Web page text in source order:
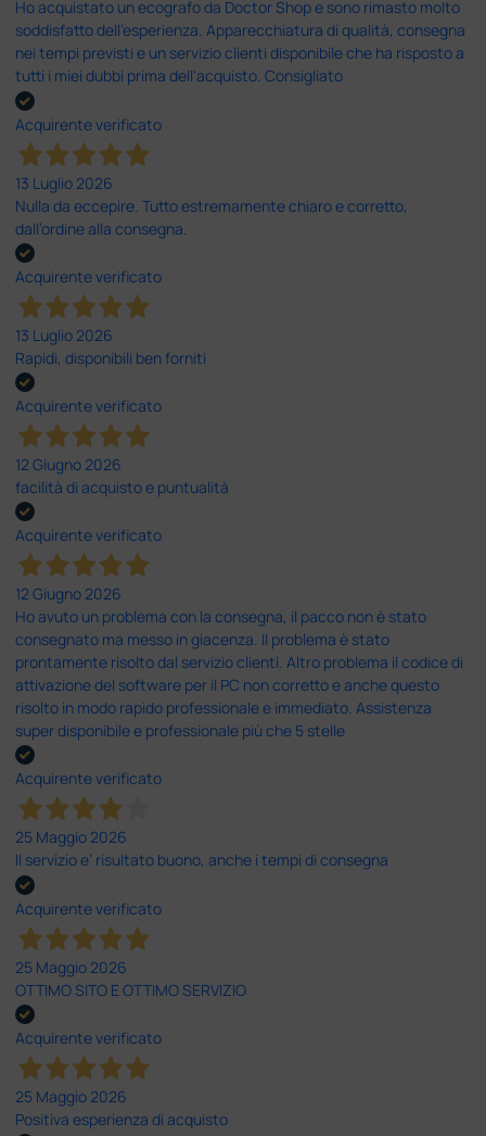
Ho acquistato un ecografo da Doctor Shop e sono rimasto molto
soddisfatto dell'esperienza. Apparecchiatura di qualità, consegna
nei tempi previsti e un servizio clienti disponibile che ha risposto a
tutti i miei dubbi prima dell'acquisto. Consigliato
Acquirente verificato
13 Luglio 2026
Nulla da eccepire. Tutto estremamente chiaro e corretto,
dall’ordine alla consegna.
Acquirente verificato
13 Luglio 2026
Rapidi, disponibili ben forniti
Acquirente verificato
12 Giugno 2026
facilità di acquisto e puntualità
Acquirente verificato
12 Giugno 2026
Ho avuto un problema con la consegna, il pacco non è stato
consegnato ma messo in giacenza. Il problema è stato
prontamente risolto dal servizio clienti. Altro problema il codice di
attivazione del software per il PC non corretto e anche questo
risolto in modo rapido professionale e immediato. Assistenza
super disponibile e professionale più che 5 stelle
Acquirente verificato
25 Maggio 2026
Il servizio e’ risultato buono, anche i tempi di consegna
Acquirente verificato
25 Maggio 2026
OTTIMO SITO E OTTIMO SERVIZIO
Acquirente verificato
25 Maggio 2026
Positiva esperienza di acquisto